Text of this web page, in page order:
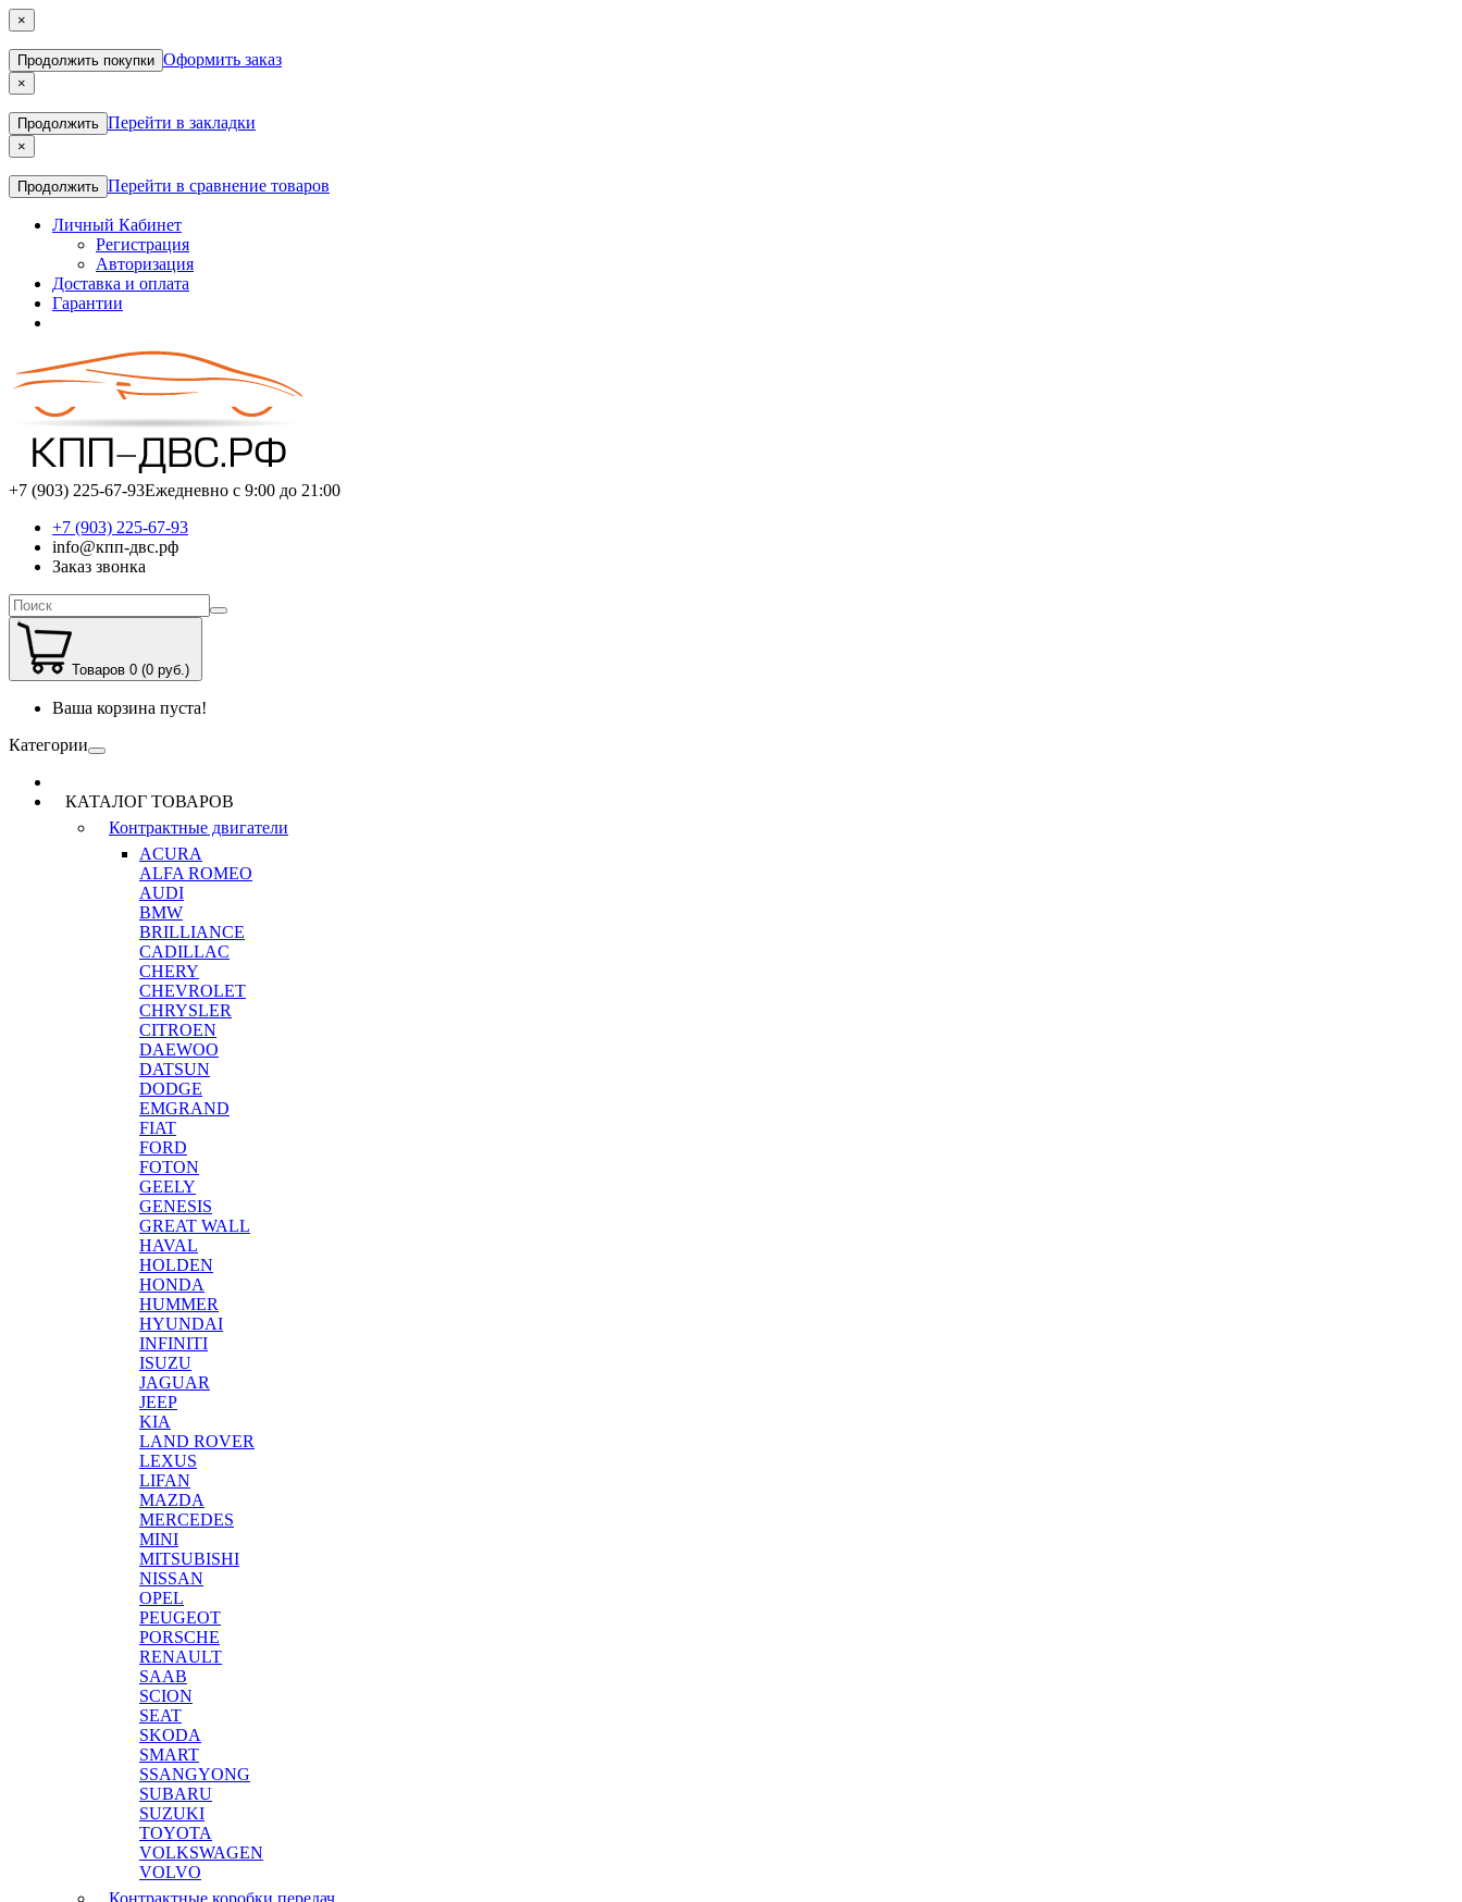
×
Продолжить покупки Оформить заказ
×
Продолжить Перейти в закладки
×
Продолжить Перейти в сравнение товаров
Личный Кабинет
Регистрация
Авторизация
Доставка и оплата
Гарантии
+7 (903) 225-67-93Ежедневно с 9:00 до 21:00
+7 (903) 225-67-93
info@кпп-двс.рф
Заказ звонка
Товаров 0 (0 руб.)
Ваша корзина пуста!
Категории
КАТАЛОГ ТОВАРОВ
Контрактные двигатели
ACURA
ALFA ROMEO
AUDI
BMW
BRILLIANCE
CADILLAC
CHERY
CHEVROLET
CHRYSLER
CITROEN
DAEWOO
DATSUN
DODGE
EMGRAND
FIAT
FORD
FOTON
GEELY
GENESIS
GREAT WALL
HAVAL
HOLDEN
HONDA
HUMMER
HYUNDAI
INFINITI
ISUZU
JAGUAR
JEEP
KIA
LAND ROVER
LEXUS
LIFAN
MAZDA
MERCEDES
MINI
MITSUBISHI
NISSAN
OPEL
PEUGEOT
PORSCHE
RENAULT
SAAB
SCION
SEAT
SKODA
SMART
SSANGYONG
SUBARU
SUZUKI
TOYOTA
VOLKSWAGEN
VOLVO
Контрактные коробки передач